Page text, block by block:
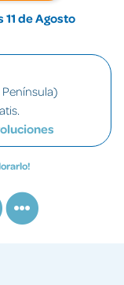
11 de Agosto